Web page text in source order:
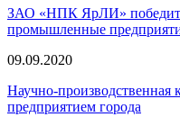
ЗАО «НПК ЯрЛИ»
промышленные
09.09.2020
Научно-
предприятием города